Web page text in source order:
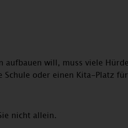
will, muss viele
oder einen Kita-Platz
nicht allein.